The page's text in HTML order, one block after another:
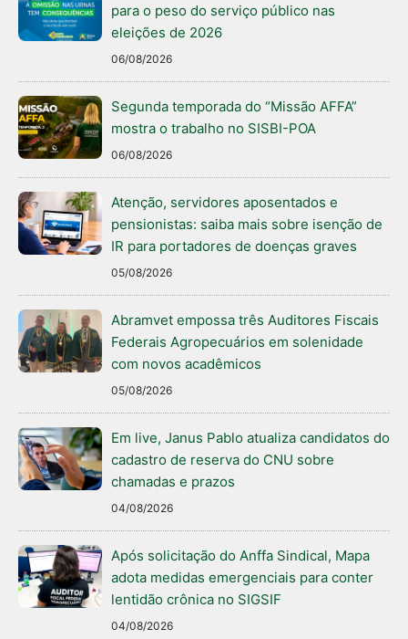
para o peso do serviço público nas
eleições de 2026
06/08/2026
Segunda temporada do “Missão AFFA”
mostra o trabalho no SISBI-POA
06/08/2026
Atenção, servidores aposentados e
pensionistas: saiba mais sobre isenção de
IR para portadores de doenças graves
05/08/2026
Abramvet empossa três Auditores Fiscais
Federais Agropecuários em solenidade
com novos acadêmicos
05/08/2026
Em live, Janus Pablo atualiza candidatos do
cadastro de reserva do CNU sobre
chamadas e prazos
04/08/2026
Após solicitação do Anffa Sindical, Mapa
adota medidas emergenciais para conter
lentidão crônica no SIGSIF
04/08/2026